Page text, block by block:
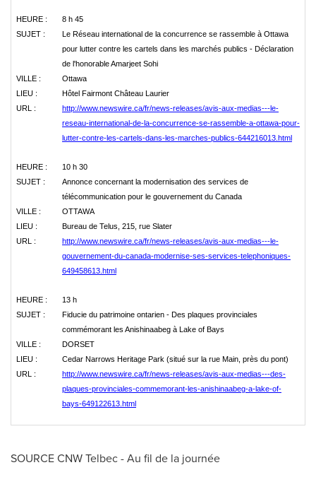
HEURE :
8 h 45
SUJET :
Le Réseau international de la concurrence se rassemble à Ottawa
pour lutter contre les cartels dans les marchés publics - Déclaration
de l'honorable Amarjeet Sohi
VILLE :
Ottawa
LIEU :
Hôtel Fairmont Château Laurier
URL :
http://www.newswire.ca/fr/news-releases/avis-aux-medias---le-
reseau-international-de-la-concurrence-se-rassemble-a-ottawa-pour-
lutter-contre-les-cartels-dans-les-marches-publics-644216013.html
HEURE :
10 h 30
SUJET :
Annonce concernant la modernisation des services de
télécommunication pour le gouvernement du Canada
VILLE :
OTTAWA
LIEU :
Bureau de Telus, 215, rue Slater
URL :
http://www.newswire.ca/fr/news-releases/avis-aux-medias---le-
gouvernement-du-canada-modernise-ses-services-telephoniques-
649458613.html
HEURE :
13 h
SUJET :
Fiducie du patrimoine ontarien - Des plaques provinciales
commémorant les Anishinaabeg à Lake of Bays
VILLE :
DORSET
LIEU :
Cedar Narrows Heritage Park (situé sur la rue Main, près du pont)
URL :
http://www.newswire.ca/fr/news-releases/avis-aux-medias---des-
plaques-provinciales-commemorant-les-anishinaabeg-a-lake-of-
bays-649122613.html
SOURCE CNW Telbec - Au fil de la journée